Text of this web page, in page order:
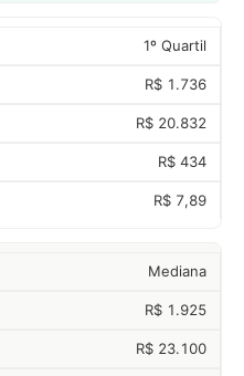
1º Quartil
R$ 1.736
R$ 20.832
R$ 434
R$ 7,89
Mediana
R$ 1.925
R$ 23.100